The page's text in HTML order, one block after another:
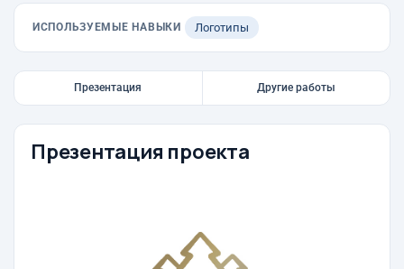
ИСПОЛЬЗУЕМЫЕ НАВЫКИ Логотипы
Презентация Другие работы
Презентация проекта